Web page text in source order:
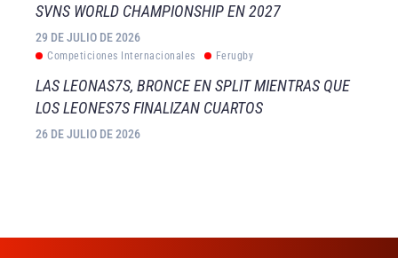
SVNS WORLD CHAMPIONSHIP EN 2027
29 DE JULIO DE 2026
Competiciones Internacionales Ferugby
LAS LEONAS7S, BRONCE EN SPLIT MIENTRAS QUE
LOS LEONES7S FINALIZAN CUARTOS
26 DE JULIO DE 2026